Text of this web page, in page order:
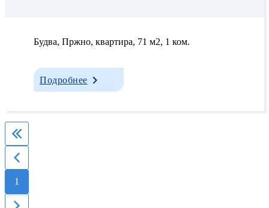
Будва, Пржно, квартира, 71 м2, 1 ком.
Подробнее
1